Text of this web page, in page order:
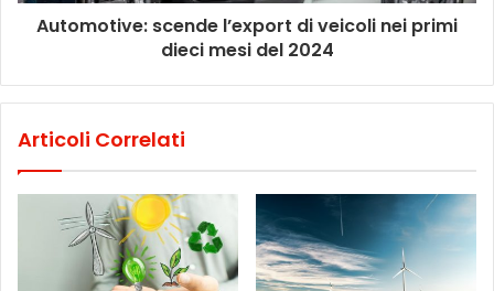
Automotive: scende l’export di veicoli nei primi
dieci mesi del 2024
Articoli Correlati